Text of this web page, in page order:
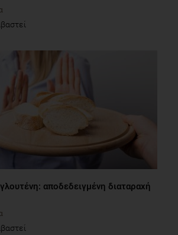
αποδεδειγμένη διαταραχή